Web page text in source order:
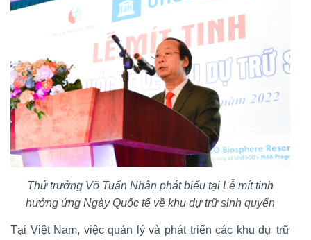
Thứ trưởng Võ Tuấn Nhân phát biểu tại Lễ mít tinh
hưởng ứng Ngày Quốc tế về khu dự trữ sinh quyển
Tại Việt Nam, việc quản lý và phát triển các khu dự trữ